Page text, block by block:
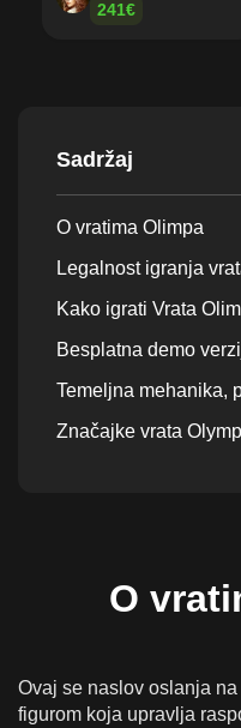
241€
Sadržaj
O vratima Olimpa
Legalnost igranja
Kako igrati Vrata
Besplatna demo
Temeljna mehanika,
Značajke vrata
Igranje Vrata Olimpa
Hrvatskoj
Mobilna verzija
O
Ovaj se naslov oslanja
figurom koja upravlja